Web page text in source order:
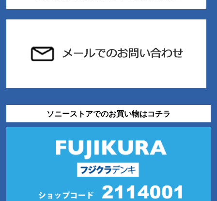
ソニーストアでのお買い物はコチラ